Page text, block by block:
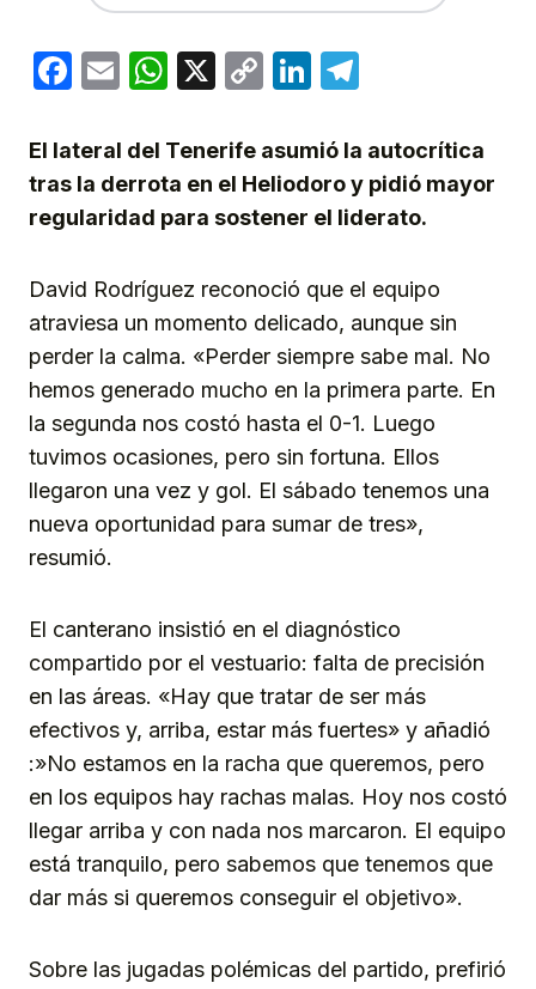
Facebook
EmailWhatsApp
X
CopyLinkedIn
El lateral del Tenerife asumió la autocrítica
tras la derrota en el Heliodoro y pidió mayor
regularidad para sostener el liderato.
David Rodríguez reconoció que el equipo
atraviesa un momento delicado, aunque sin
perder la calma. «Perder siempre sabe mal. No
hemos generado mucho en la primera parte. En
la segunda nos costó hasta el 0-1. Luego
tuvimos ocasiones, pero sin fortuna. Ellos
llegaron una vez y gol. El sábado tenemos una
nueva oportunidad para sumar de tres»,
resumió.
El canterano insistió en el diagnóstico
compartido por el vestuario: falta de precisión
en las áreas. «Hay que tratar de ser más
efectivos y, arriba, estar más fuertes» y añadió
:»No estamos en la racha que queremos, pero
en los equipos hay rachas malas. Hoy nos costó
llegar arriba y con nada nos marcaron. El equipo
está tranquilo, pero sabemos que tenemos que
dar más si queremos conseguir el objetivo».
Sobre las jugadas polémicas del partido, prefirió